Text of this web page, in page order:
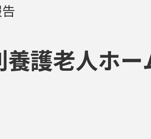
養護老人ホ